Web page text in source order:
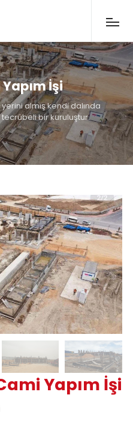
Yapım İşi
almış kendi dalında
bir kuruluştur.
Yapım İşi